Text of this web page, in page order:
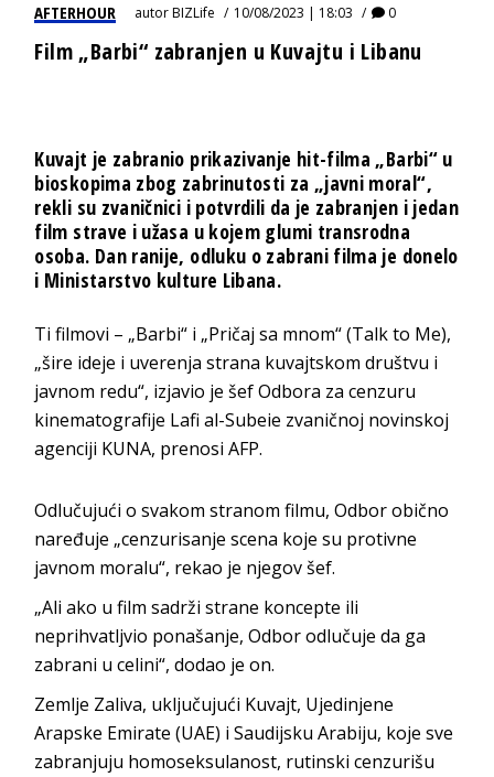
AFTERHOUR autorBIZLife 10/08/2023 | 18:03 0
Film „Barbi“ zabranjen u Kuvajtu i Libanu
Kuvajt je zabranio prikazivanje hit-filma „Barbi“ u
bioskopima zbog zabrinutosti za „javni moral“,
rekli su zvaničnici i potvrdili da je zabranjen i jedan
film strave i užasa u kojem glumi transrodna
osoba. Dan ranije, odluku o zabrani filma je donelo
i Ministarstvo kulture Libana.
Ti filmovi – „Barbi“ i „Pričaj sa mnom“ (Talk to Me),
„šire ideje i uverenja strana kuvajtskom društvu i
javnom redu“, izjavio je šef Odbora za cenzuru
kinematografije Lafi al-Subeie zvaničnoj novinskoj
agenciji KUNA, prenosi AFP.
Odlučujući o svakom stranom filmu, Odbor obično
naređuje „cenzurisanje scena koje su protivne
javnom moralu“, rekao je njegov šef.
„Ali ako u film sadrži strane koncepte ili
neprihvatljvio ponašanje, Odbor odlučuje da ga
zabrani u celini“, dodao je on.
Zemlje Zaliva, uključujući Kuvajt, Ujedinjene
Arapske Emirate (UAE) i Saudijsku Arabiju, koje sve
zabranjuju homoseksulanost, rutinski cenzurišu